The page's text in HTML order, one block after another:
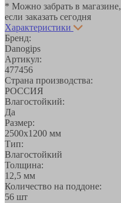
* Можно забрать в магазине,
если заказать сегодня
Характеристики
Бренд:
Danogips
Артикул:
477456
Страна производства:
РОССИЯ
Влагостойкий:
Да
Размер:
2500х1200 мм
Тип:
Влагостойкий
Толщина:
12,5 мм
Количество на поддоне:
56 шт